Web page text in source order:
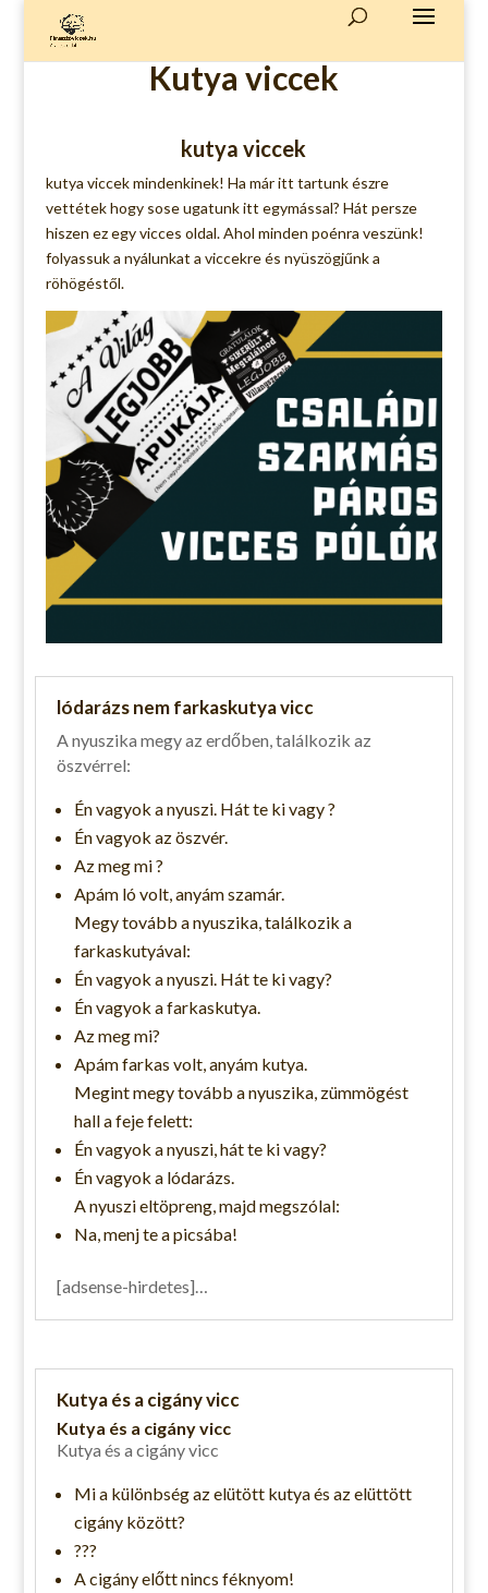
Kutya viccek
kutya viccek
kutya viccek mindenkinek! Ha már itt tartunk észre
vettétek hogy sose ugatunk itt egymással? Hát persze
hiszen ez egy vicces oldal. Ahol minden poénra veszünk!
folyassuk a nyálunkat a viccekre és nyüszögjűnk a
röhögéstől.
lódarázs nem farkaskutya vicc
A nyuszika megy az erdőben, találkozik az
öszvérrel:
Én vagyok a nyuszi. Hát te ki vagy ?
Én vagyok az öszvér.
Az meg mi ?
Apám ló volt, anyám szamár.
Megy tovább a nyuszika, találkozik a
farkaskutyával:
Én vagyok a nyuszi. Hát te ki vagy?
Én vagyok a farkaskutya.
Az meg mi?
Apám farkas volt, anyám kutya.
Megint megy tovább a nyuszika, zümmögést
hall a feje felett:
Én vagyok a nyuszi, hát te ki vagy?
Én vagyok a lódarázs.
A nyuszi eltöpreng, majd megszólal:
Na, menj te a picsába!
[adsense-hirdetes]…
Kutya és a cigány vicc
Kutya és a cigány vicc
Kutya és a cigány vicc
Mi a különbség az elütött kutya és az elüttött
cigány között?
???
A cigány előtt nincs féknyom!